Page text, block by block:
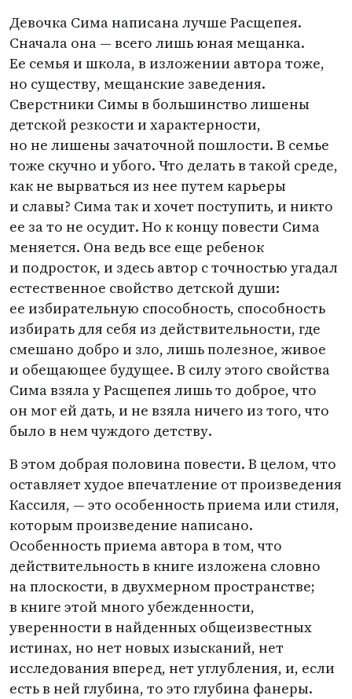
Девочка Сима написана лучше Расщепея.
Сначала она — всего лишь юная мещанка.
Ее семья и школа, в изложении автора тоже,
но существу, мещанские заведения.
Сверстники Симы в большинство лишены
детской резкости и характерности,
но не лишены зачаточной пошлости. В семье
тоже скучно и убого. Что делать в такой среде,
как не вырваться из нее путем карьеры
и славы? Сима так и хочет поступить, и никто
ее за то не осудит. Но к концу повести Сима
меняется. Она ведь все еще ребенок
и подросток, и здесь автор с точностью угадал
естественное свойство детской души:
ее избирательную способность, способность
избирать для себя из действительности, где
смешано добро и зло, лишь полезное, живое
и обещающее будущее. В силу этого свойства
Сима взяла у Расщепея лишь то доброе, что
он мог ей дать, и не взяла ничего из того, что
было в нем чуждого детству.
В этом добрая половина повести. В целом, что
оставляет худое впечатление от произведения
Кассиля, — это особенность приема или стиля,
которым произведение написано.
Особенность приема автора в том, что
действительность в книге изложена словно
на плоскости, в двухмерном пространстве;
в книге этой много убежденности,
уверенности в найденных общеизвестных
истинах, но нет новых изысканий, нет
исследования вперед, нет углубления, и, если
есть в ней глубина, то это глубина фанеры.